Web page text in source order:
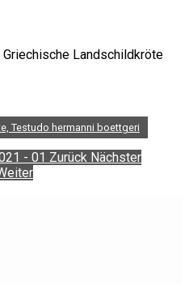
Griechische Landschildkröte
Testudo hermanni boettgeri
- 01 Zurück Nächster